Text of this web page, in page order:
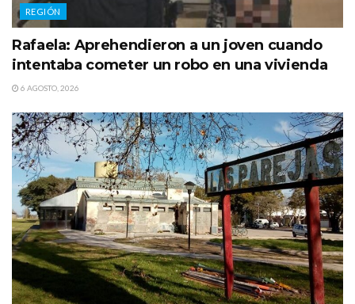
REGIÓN
Rafaela: Aprehendieron a un joven cuando
intentaba cometer un robo en una vivienda
6 AGOSTO, 2026